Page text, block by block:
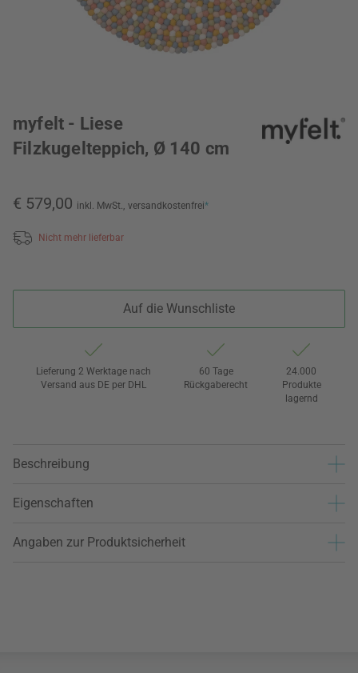
myfelt - Liese
Filzkugelteppich, Ø 140 cm
€ 579,00 inkl. MwSt., versandkostenfrei*
Nicht mehr lieferbar
Auf die Wunschliste
Lieferung 2 Werktage nach
Versand aus DE per DHL
60 Tage
Rückgaberecht
24.000
Produkte
lagernd
Beschreibung
Eigenschaften
Angaben zur Produktsicherheit